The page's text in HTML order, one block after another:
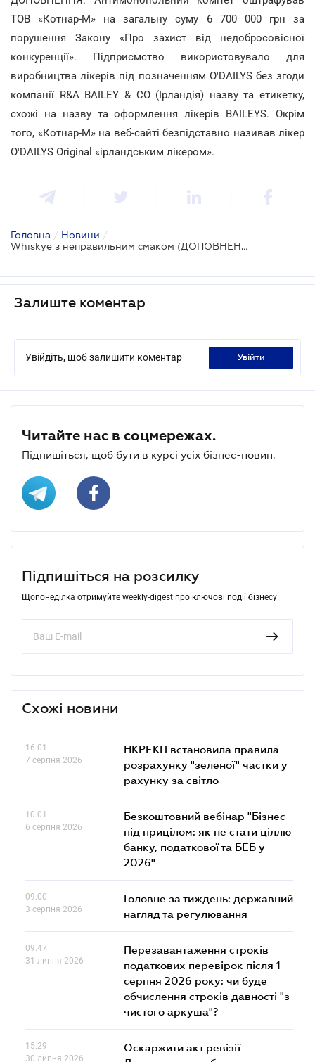
ТОВ «Котнар-М» на загальну суму 6 700 000 грн за
порушення Закону «Про захист від недобросовісної
конкуренції». Підприємство використовувало для
виробництва лікерів під позначенням O'DAILYS без згоди
компанії R&A BAILEY & CO (Ірландія) назву та етикетку,
схожі на назву та оформлення лікерів BAILEYS. Окрім
того, «Котнар-М» на веб-сайті безпідставно називав лікер
O'DAILYS Original «ірландським лікером».
Головна / Новини /
Whiskye з неправильним смаком (ДОПОВНЕНО)
Залиште коментар
Увійдіть, щоб залишити коментар увійти
Читайте нас в соцмережах.
Підпишіться, щоб бути в курсі усіх бізнес-новин.
Підпишіться на розсилку
Щопонеділка отримуйте weekly-digest про ключові події бізнесу
Схожі новини
16.01
7 серпня 2026
НКРЕКП встановила правила
розрахунку "зеленої" частки у
рахунку за світло
10.01
6 серпня 2026
Безкоштовний вебінар "Бізнес
під прицілом: як не стати ціллю
банку, податкової та БЕБ у
2026"
09.00
3 серпня 2026
Головне за тиждень: державний
нагляд та регулювання
09.47
31 липня 2026
Перезавантаження строків
податкових перевірок після 1
серпня 2026 року: чи буде
обчислення строків давності "з
чистого аркуша"?
15.29
30 липня 2026
Оскаржити акт ревізії